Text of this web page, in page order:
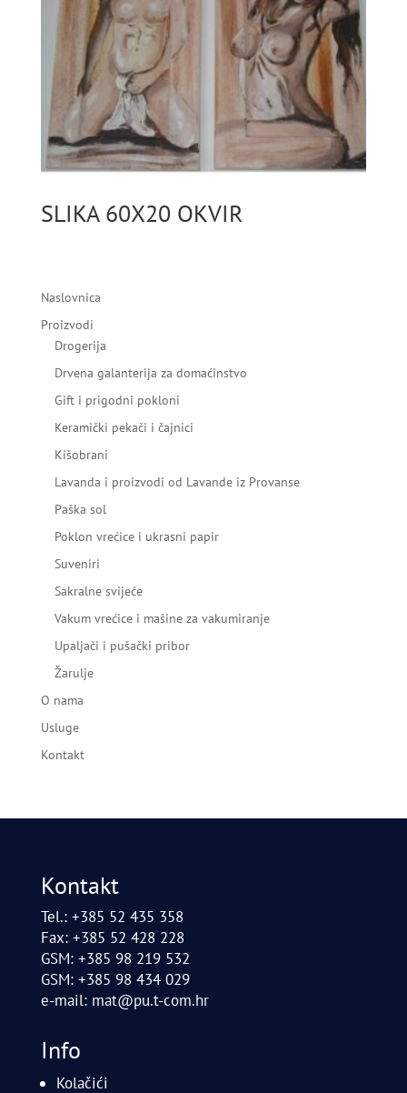
SLIKA 60X20 OKVIR
Naslovnica
Proizvodi
Drogerija
Drvena galanterija za domaćinstvo
Gift i prigodni pokloni
Keramički pekači i čajnici
Kišobrani
Lavanda i proizvodi od Lavande iz Provanse
Paška sol
Poklon vrećice i ukrasni papir
Suveniri
Sakralne svijeće
Vakum vrećice i mašine za vakumiranje
Upaljači i pušački pribor
Žarulje
O nama
Usluge
Kontakt
Kontakt
Tel.: +385 52 435 358
Fax: +385 52 428 228
GSM: +385 98 219 532
GSM: +385 98 434 029
e-mail: mat@pu.t-com.hr
Info
Kolačići